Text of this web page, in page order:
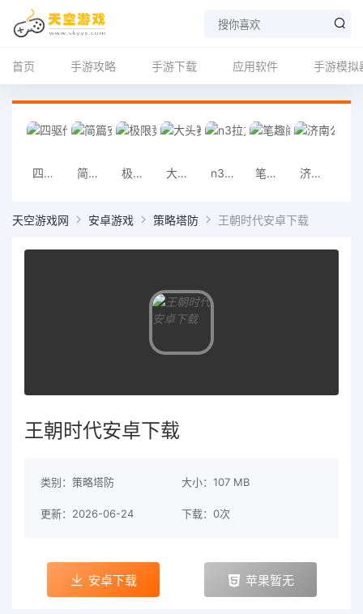
首页 手游攻略 手游下载 应用软件 手游模拟
四驱传说安卓版 简篇安卓版 极限竞速专家安卓版 大头赛车安卓版 n3拉力赛安卓版 笔趣阁手机APP 济南公交369手机版
天空游戏网 安卓游戏 策略塔防 王朝时代安卓下载
王朝时代安卓下载
类别：策略塔防 大小：107 MB
更新：2026-06-24 下载：0次
安卓下载 苹果暂无